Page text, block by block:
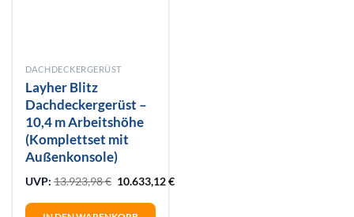
DACHDECKERGERÜST
Layher Blitz
Dachdeckergerüst –
10,4 m Arbeitshöhe
(Komplettset mit
Außenkonsole)
UVP: 13.923,98€ Ursprünglicher Preis war: 13.923,98 €
10.633,12€Aktueller Preis ist: 10.633,12 €.